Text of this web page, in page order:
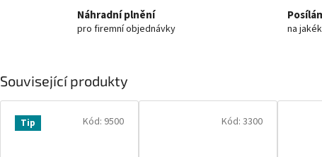
Náhradní plnění
pro firemní objednávky na
Související produkty
Tip Kód: 9500 Kód: 3300